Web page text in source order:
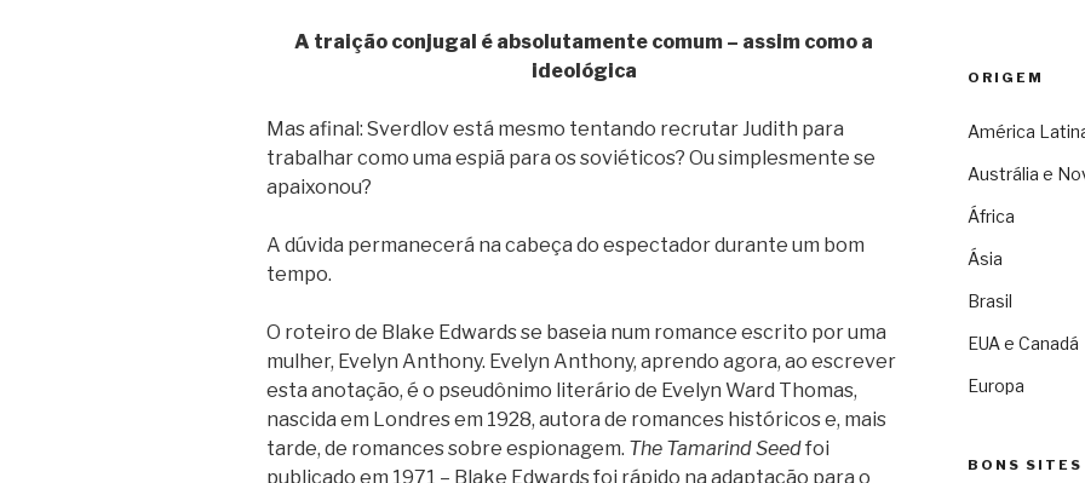
A traição conjugal é absolutamente comum – assim como a
ideológica
Mas afinal: Sverdlov está mesmo tentando recrutar Judith para
trabalhar como uma espiã para os soviéticos? Ou simplesmente se
apaixonou?
A dúvida permanecerá na cabeça do espectador durante um bom
tempo.
O roteiro de Blake Edwards se baseia num romance escrito por uma
mulher, Evelyn Anthony. Evelyn Anthony, aprendo agora, ao escrever
esta anotação, é o pseudônimo literário de Evelyn Ward Thomas,
nascida em Londres em 1928, autora de romances históricos e, mais
tarde, de romances sobre espionagem. The Tamarind Seedfoi
publicado em 1971 – Blake Edwards foi rápido na adaptação para o
ORIGEM
América
Austrália e
África
Ásia
Brasil
EUA e Canadá
Europa
BONS SITES